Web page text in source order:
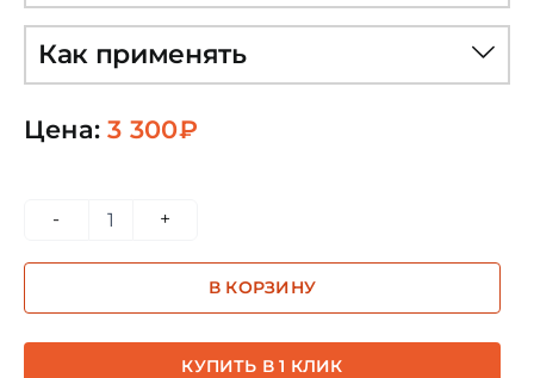
Как применять
Цена:3 300₽
Количество
товара
Королевско-
цветовая
В КОРЗИНУ
КУПИТЬ В 1 КЛИК